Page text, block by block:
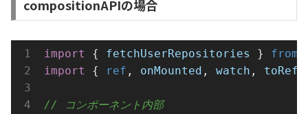
compositionAPIの場合
import { fetchUserRepositories } from
import
{ ref , onMounted , watch , toRefs
// コンポーネント内部